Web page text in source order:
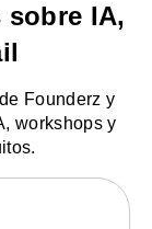
IA,
Founderz y
workshops y